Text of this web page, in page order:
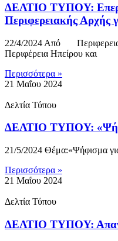
ΔΕΛΤΙΟ ΤΥΠΟΥ:
Περιφερειακής Αρχής
22/4/2024 Από
Περιφέρεια Ηπείρου και
Περισσότερα »
21 Μαΐου 2024
Δελτία Τύπου
ΔΕΛΤΙΟ ΤΥΠΟΥ:
21/5/2024 Θέμα:«Ψήφισμα για
Περισσότερα »
21 Μαΐου 2024
Δελτία Τύπου
ΔΕΛΤΙΟ ΤΥΠΟΥ: